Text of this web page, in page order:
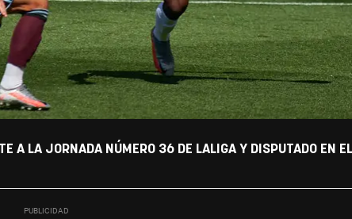
A LA JORNADA NÚMERO 36 DE LALIGA Y DISPUTADO EN